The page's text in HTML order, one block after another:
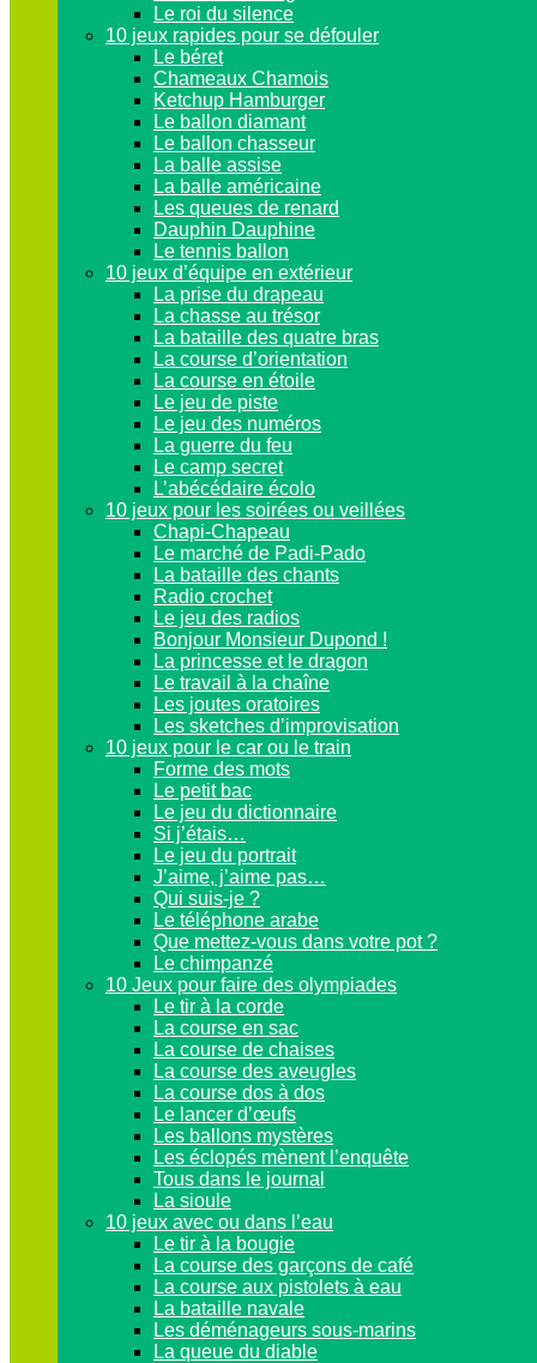
Le roi du silence
10 jeux rapides pour se défouler
Le béret
Chameaux Chamois
Ketchup Hamburger
Le ballon diamant
Le ballon chasseur
La balle assise
La balle américaine
Les queues de renard
Dauphin Dauphine
Le tennis ballon
10 jeux d’équipe en extérieur
La prise du drapeau
La chasse au trésor
La bataille des quatre bras
La course d’orientation
La course en étoile
Le jeu de piste
Le jeu des numéros
La guerre du feu
Le camp secret
L’abécédaire écolo
10 jeux pour les soirées ou veillées
Chapi-Chapeau
Le marché de Padi-Pado
La bataille des chants
Radio crochet
Le jeu des radios
Bonjour Monsieur Dupond !
La princesse et le dragon
Le travail à la chaîne
Les joutes oratoires
Les sketches d’improvisation
10 jeux pour le car ou le train
Forme des mots
Le petit bac
Le jeu du dictionnaire
Si j’étais…
Le jeu du portrait
J’aime, j’aime pas…
Qui suis-je ?
Le téléphone arabe
Que mettez-vous dans votre pot ?
Le chimpanzé
10 Jeux pour faire des olympiades
Le tir à la corde
La course en sac
La course de chaises
La course des aveugles
La course dos à dos
Le lancer d’œufs
Les ballons mystères
Les éclopés mènent l’enquête
Tous dans le journal
La sioule
10 jeux avec ou dans l’eau
Le tir à la bougie
La course des garçons de café
La course aux pistolets à eau
La bataille navale
Les déménageurs sous-marins
La queue du diable